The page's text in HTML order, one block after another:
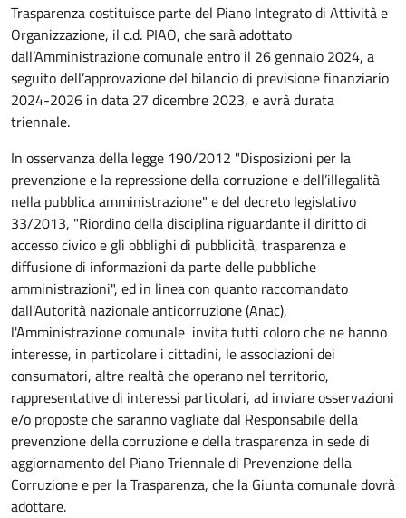
Trasparenza costituisce parte del Piano Integrato di Attività e
Organizzazione, il c.d. PIAO, che sarà adottato
dall’Amministrazione comunale entro il 26 gennaio 2024, a
seguito dell’approvazione del bilancio di previsione finanziario
2024-2026 in data 27 dicembre 2023, e avrà durata
triennale.
In osservanza della legge 190/2012 "Disposizioni per la
prevenzione e la repressione della corruzione e dell’illegalità
nella pubblica amministrazione" e del decreto legislativo
33/2013, "Riordino della disciplina riguardante il diritto di
accesso civico e gli obblighi di pubblicità, trasparenza e
diffusione di informazioni da parte delle pubbliche
amministrazioni", ed in linea con quanto raccomandato
dall'Autorità nazionale anticorruzione (Anac),
l'Amministrazione comunale invita tutti coloro che ne hanno
interesse, in particolare i cittadini, le associazioni dei
consumatori, altre realtà che operano nel territorio,
rappresentative di interessi particolari, ad inviare osservazioni
e/o proposte che saranno vagliate dal Responsabile della
prevenzione della corruzione e della trasparenza in sede di
aggiornamento del Piano Triennale di Prevenzione della
Corruzione e per la Trasparenza, che la Giunta comunale dovrà
adottare.